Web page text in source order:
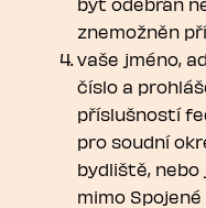
znemožněn
vaše jméno,
číslo a
příslušností
pro soudní
bydliště,
mimo